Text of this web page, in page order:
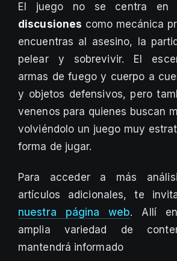
El juego no se centra
discusiones como mecánica
encuentras al asesino, la
pelear y sobrevivir. El
armas de fuego y cuerpo a
y objetos defensivos, pero
venenos para quienes buscan
volviéndolo un juego muy
forma de jugar.
Para acceder a más
artículos adicionales, te
nuestra página web. Allí
amplia variedad de
mantendrá informado